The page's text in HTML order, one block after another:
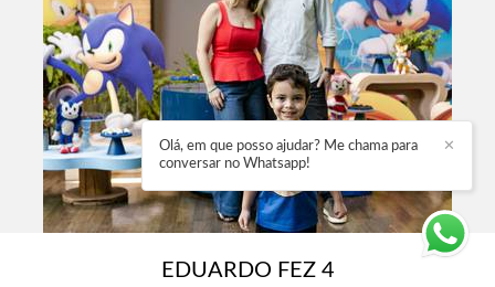
EDUARDO FEZ 4
✕
Olá, em que posso ajudar? Me chama para
conversar no Whatsapp!